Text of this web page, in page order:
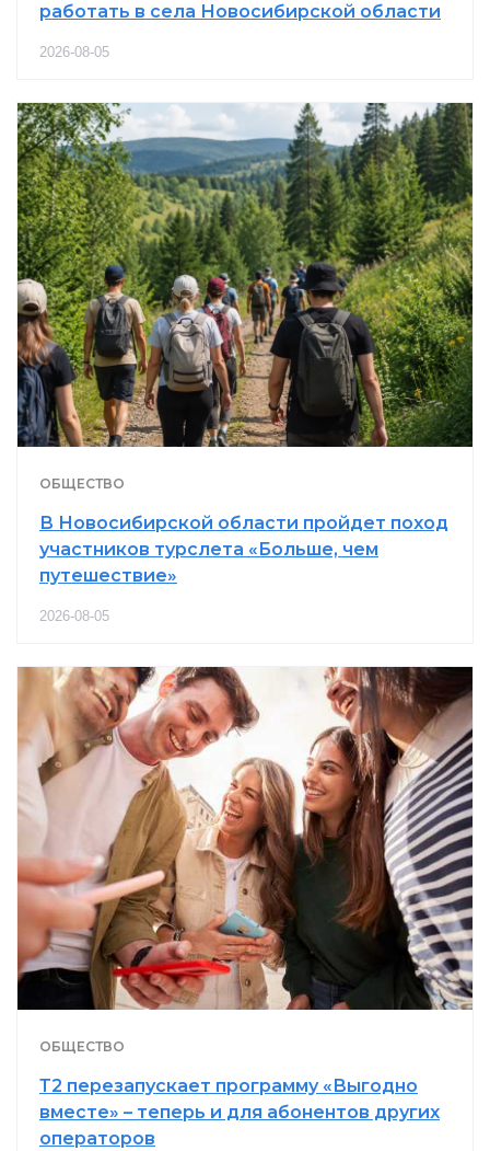
работать в села Новосибирской области
2026-08-05
ОБЩЕСТВО
В Новосибирской области пройдет поход
участников турслета «Больше, чем
путешествие»
2026-08-05
ОБЩЕСТВО
Т2 перезапускает программу «Выгодно
вместе» – теперь и для абонентов других
операторов